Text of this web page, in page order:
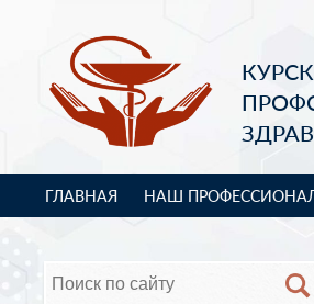
ГЛАВНАЯ НАШ